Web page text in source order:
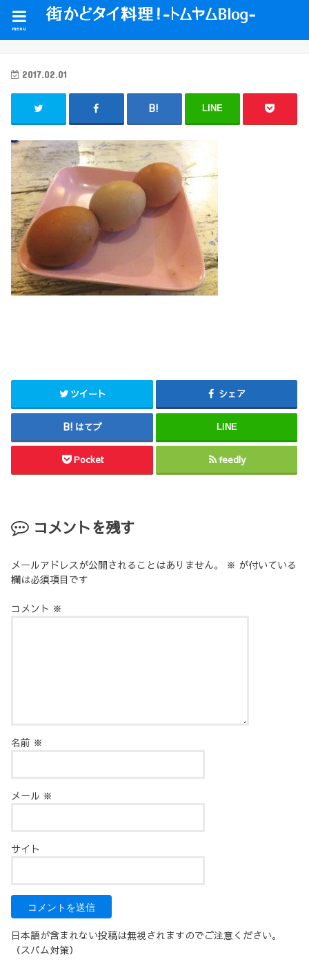
menu
2017.02.01
LINE
ツイート シェア
はてブ LINE
Pocket feedly
コメントを残す
メールアドレスが公開されることはありません。 ※ が付いている
欄は必須項目です
コメント ※
名前 ※
メール ※
サイト
日本語が含まれない投稿は無視されますのでご注意ください。
（スパム対策）